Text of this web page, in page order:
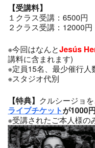
【受講料】
１クラス受講：6500円
２クラス受講：12000円
※今回はなんとJesús
講料に含まれます)
※定員15名、最少催行人
※スタジオ代別
【特典】 クルシージョを
ライブチケットが1000
※受講されたご本人様の